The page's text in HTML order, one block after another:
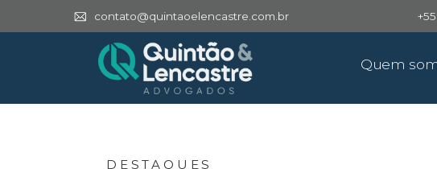
contato@quintaoelencastre.com.br
Quem
DESTAQUES